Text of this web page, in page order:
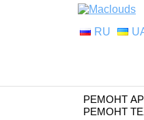
RU
РЕМОНТ
РЕМОНТ